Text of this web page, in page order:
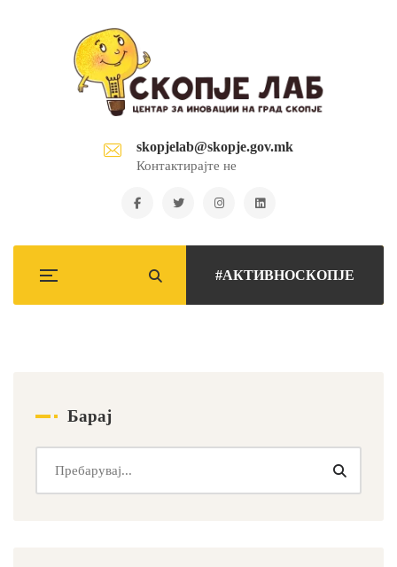
skopjelab@skopje.gov.mk
Контактирајте не
#АКТИВНОСКОПЈЕ
Барај